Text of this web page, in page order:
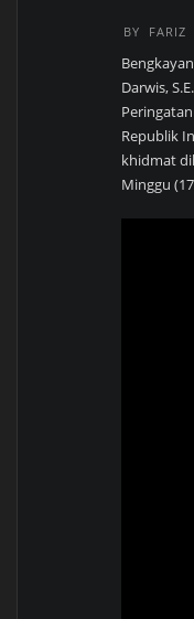
BY FARIZ
Darwis,
Republik
khidmat
Minggu